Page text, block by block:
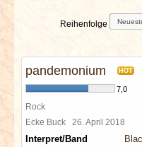
VERLOSUNGEN
SPECIALS
REDAKTION
Reihenfolge
pandemonium HOT
7,0
Rock
Ecke Buck 26. April 2018
Interpret/Band